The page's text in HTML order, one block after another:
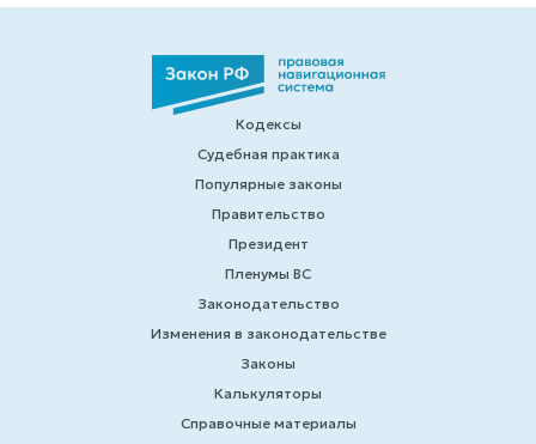
Кодексы
Судебная практика
Популярные законы
Правительство
Президент
Пленумы ВС
Законодательство
Изменения в законодательстве
Законы
Калькуляторы
Справочные материалы